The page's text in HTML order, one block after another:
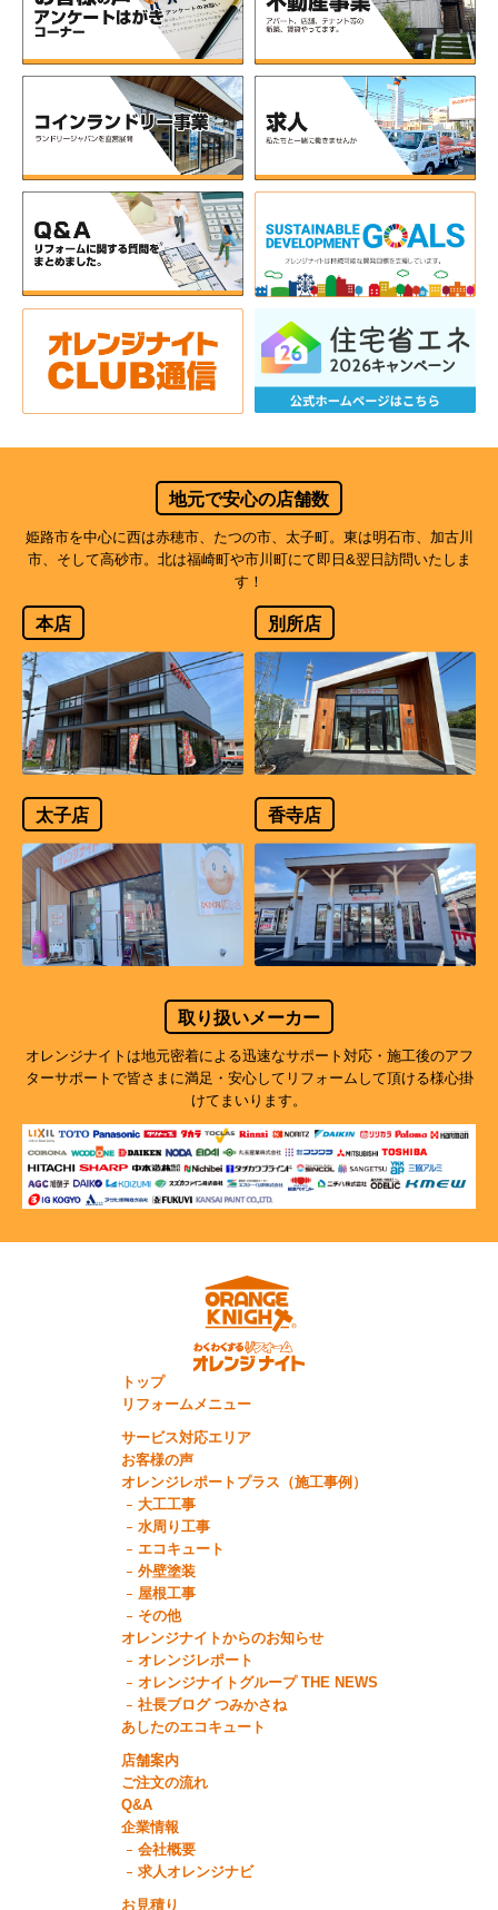
地元で安心の店舗数
姫路市を中心に西は赤穂市、たつの市、太子町。東は明石市、加古川
市、そして高砂市。北は福崎町や市川町にて即日&翌日訪問いたしま
す！
本店 別所店
太子店 香寺店
取り扱いメーカー
オレンジナイトは地元密着による迅速なサポート対応・施工後のアフ
ターサポートで皆さまに満足・安心してリフォームして頂ける様心掛
けてまいります。
トップ
リフォームメニュー
サービス対応エリア
お客様の声
オレンジレポートプラス（施工事例）
大工工事
水周り工事
エコキュート
外壁塗装
屋根工事
その他
オレンジナイトからのお知らせ
オレンジレポート
オレンジナイトグループ THE NEWS
社長ブログ つみかさね
あしたのエコキュート
店舗案内
ご注文の流れ
Q&A
企業情報
会社概要
求人オレンジナビ
お見積り